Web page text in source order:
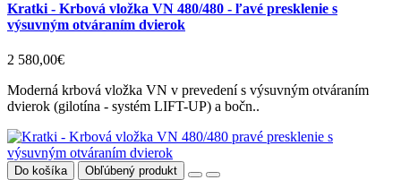
Kratki - Krbová vložka VN 480/480 - ľavé presklenie s
výsuvným otváraním dvierok
2 580,00€
Moderná krbová vložka VN v prevedení s výsuvným otváraním
dvierok (gilotína - systém LIFT-UP) a bočn..
Do košíka Obľúbený produkt